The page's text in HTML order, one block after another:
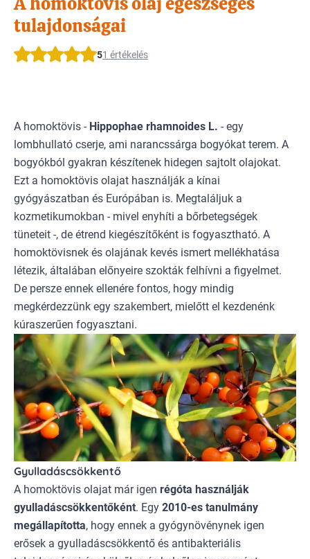
tulajdonságai
51 értékelés
A homoktövis - Hippophae rhamnoides L. - egy
lombhullató cserje, ami narancssárga bogyókat terem. A
bogyókból gyakran készítenek hidegen sajtolt olajokat.
Ezt a homoktövis olajat használják a kínai
gyógyászatban és Európában is. Megtaláljuk a
kozmetikumokban - mivel enyhíti a bőrbetegségek
tüneteit -, de étrend kiegészítőként is fogyasztható. A
homoktövisnek és olajának kevés ismert mellékhatása
létezik, általában előnyeire szokták felhívni a figyelmet.
De persze ennek ellenére fontos, hogy mindig
megkérdezzünk egy szakembert, mielőtt el kezdenénk
kúraszerűen fogyasztani.
Gyulladáscsökkentő
A homoktövis olajat már igen régóta használják
gyulladáscsökkentőként. Egy 2010-es tanulmány
megállapította, hogy ennek a gyógynövénynek igen
erősek a gyulladáscsökkentő és antibakteriális